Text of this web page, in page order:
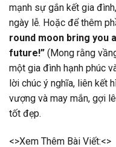
mạnh sự gắn kết gia
ngày lễ. Hoặc để thêm
round moon bring you
future!” (Mong rằng
một gia đình hạnh phúc
lời chúc ý nghĩa, liên kết
vượng và may mắn, gợi
tốt đẹp.
<>Xem Thêm Bài Viết:<>